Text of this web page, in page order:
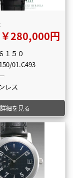
280,000円
１５０
01.C493
レス
詳細を見る